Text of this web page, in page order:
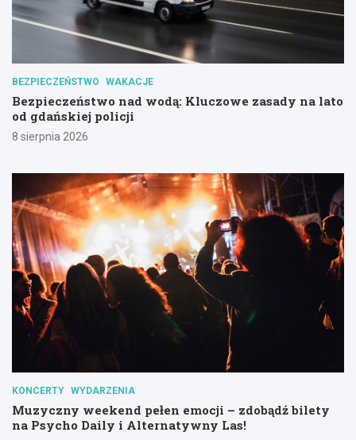
BEZPIECZEŃSTWO WAKACJE
Bezpieczeństwo nad wodą: Kluczowe zasady na lato
od gdańskiej policji
8 sierpnia 2026
KONCERTY WYDARZENIA
Muzyczny weekend pełen emocji – zdobądź bilety
na Psycho Daily i Alternatywny Las!